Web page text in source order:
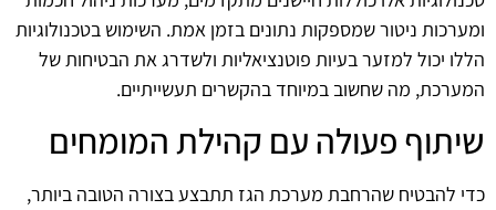
ומערכות ניטור שמספקות נתונים בזמן אמת. השימוש בטכנולוגיות
הללו יכול למזער בעיות פוטנציאליות ולשדרג את הבטיחות של
המערכת, מה שחשוב במיוחד בהקשרים תעשייתיים.
שיתוף פעולה עם קהילת המומחים
כדי להבטיח שהרחבת מערכת הגז תתבצע בצורה הטובה ביותר,